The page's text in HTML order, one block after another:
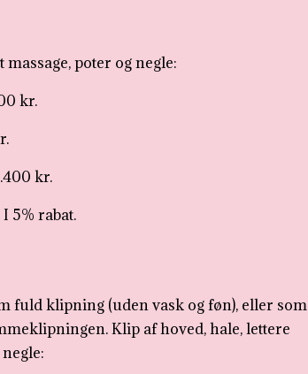
poter og negle:
kr.
kr.
5% rabat.
fuld klipning (uden vask og føn), eller som
Klip af hoved, hale, lettere